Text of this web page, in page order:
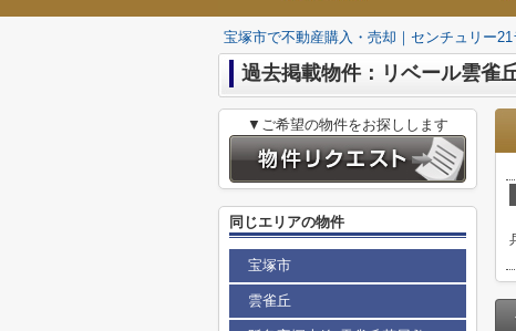
宝塚市で不動産購入・売却｜センチュリー
過去掲載物件：リベール雲雀
▼ご希望の物件をお探しします
同じエリアの物件
宝塚市
雲雀丘